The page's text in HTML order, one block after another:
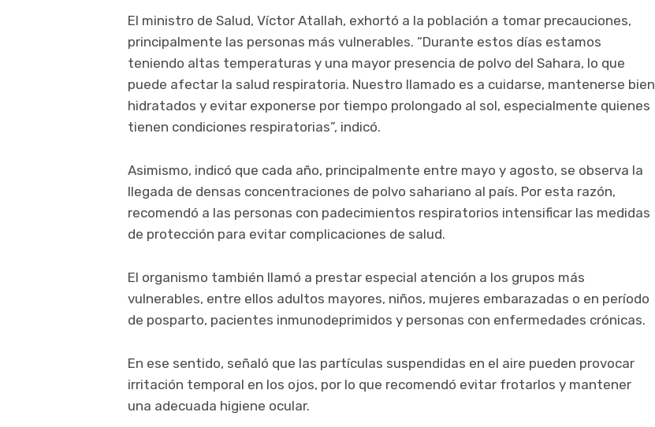
El ministro de Salud, Víctor Atallah, exhortó a la población a tomar precauciones,
principalmente las personas más vulnerables. “Durante estos días estamos
teniendo altas temperaturas y una mayor presencia de polvo del Sahara, lo que
puede afectar la salud respiratoria. Nuestro llamado es a cuidarse, mantenerse bien
hidratados y evitar exponerse por tiempo prolongado al sol, especialmente quienes
tienen condiciones respiratorias”, indicó.
Asimismo, indicó que cada año, principalmente entre mayo y agosto, se observa la
llegada de densas concentraciones de polvo sahariano al país. Por esta razón,
recomendó a las personas con padecimientos respiratorios intensificar las medidas
de protección para evitar complicaciones de salud.
El organismo también llamó a prestar especial atención a los grupos más
vulnerables, entre ellos adultos mayores, niños, mujeres embarazadas o en período
de posparto, pacientes inmunodeprimidos y personas con enfermedades crónicas.
En ese sentido, señaló que las partículas suspendidas en el aire pueden provocar
irritación temporal en los ojos, por lo que recomendó evitar frotarlos y mantener
una adecuada higiene ocular.